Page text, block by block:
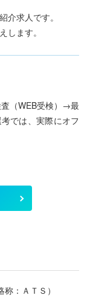
介求人です。
します。
（WEB受検）→最
では、実際にオフ
：ＡＴＳ）